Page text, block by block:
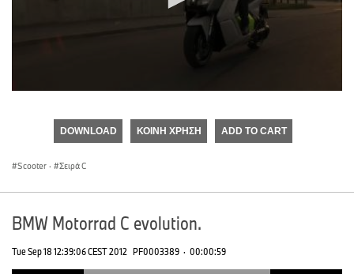
seconds
DOWNLOAD ΚΟΙΝΉ ΧΡΉΣΗ ADD TO CART
Scooter · Σειρά C
BMW Motorrad C evolution.
Tue Sep 18 12:39:06 CEST 2012 PF0003389 · 00:00:59